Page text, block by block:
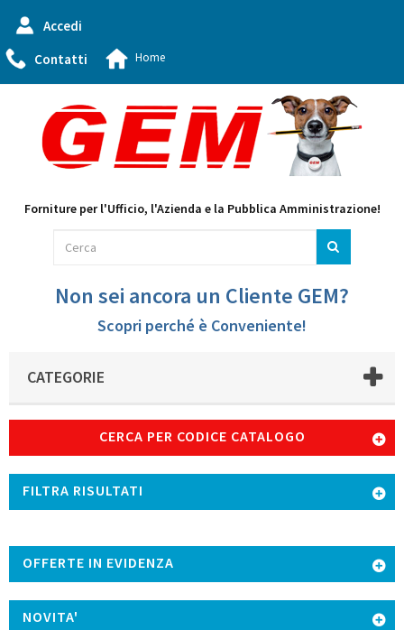
Accedi
Contatti
Home
Forniture per l'Ufficio, l'Azienda e la Pubblica Amministrazione!
Non sei ancora un Cliente GEM?
Scopri perché è Conveniente!
CATEGORIE
CERCA PER CODICE CATALOGO
FILTRA RISULTATI
OFFERTE IN EVIDENZA
NOVITA'